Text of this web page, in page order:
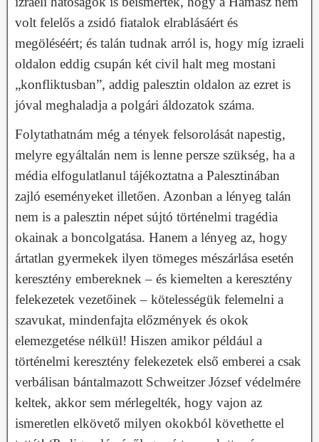
volt felelős a zsidó fiatalok elrablásáért és
megöléséért; és talán tudnak arról is, hogy míg izraeli
oldalon eddig csupán két civil halt meg mostani
„konfliktusban”, addig palesztin oldalon az ezret is
jóval meghaladja a polgári áldozatok száma.
Folytathatnám még a tények felsorolását napestig,
melyre egyáltalán nem is lenne persze szükség, ha a
média elfogulatlanul tájékoztatna a Palesztinában
zajló eseményeket illetően. Azonban a lényeg talán
nem is a palesztin népet sújtó történelmi tragédia
okainak a boncolgatása. Hanem a lényeg az, hogy
ártatlan gyermekek ilyen tömeges mészárlása esetén
keresztény embereknek – és kiemelten a keresztény
felekezetek vezetőinek – kötelességük felemelni a
szavukat, mindenfajta előzmények és okok
elemezgetése nélkül! Hiszen amikor például a
történelmi keresztény felekezetek első emberei a csak
verbálisan bántalmazott Schweitzer József védelmére
keltek, akkor sem mérlegelték, hogy vajon az
ismeretlen elkövető milyen okokból követhette el